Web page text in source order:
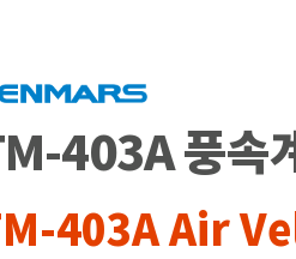
403A 풍속계
403A Air